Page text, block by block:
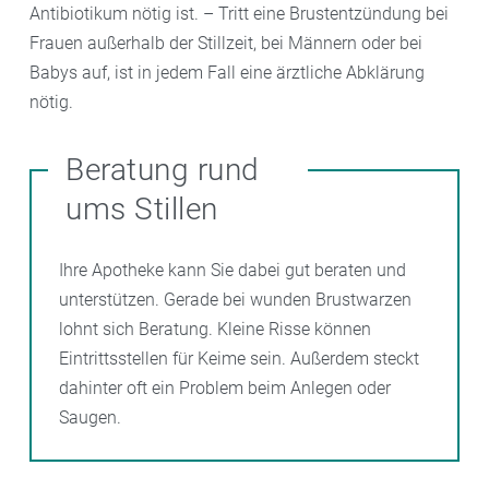
Antibiotikum nötig ist. – Tritt eine Brustentzündung bei
Frauen außerhalb der Stillzeit, bei Männern oder bei
Babys auf, ist in jedem Fall eine ärztliche Abklärung
nötig.
Beratung rund
ums Stillen
Ihre Apotheke kann Sie dabei gut beraten und
unterstützen. Gerade bei wunden Brustwarzen
lohnt sich Beratung. Kleine Risse können
Eintrittsstellen für Keime sein. Außerdem steckt
dahinter oft ein Problem beim Anlegen oder
Saugen.